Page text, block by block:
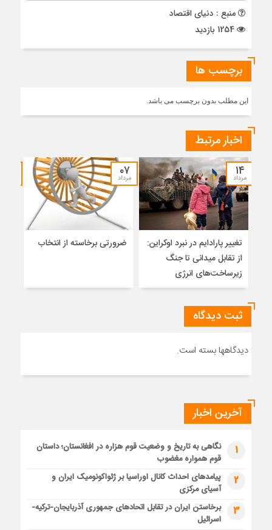
منبع : دنیای اقتصاد
برچسب ها
این مطلب بدون برچسب می باشد.
اخبار مرتبط
۱۴
مرداد
تغییر پارادایم در نبرد اوکراین:
از تقابل میدانی تا جنگ
زیرساخت‌های انرژی
۰۷
مرداد
ضرورتی برخاسته از انتخاب
ثبت دیدگاه
دیدگاهها بسته است.
آخرین اخبار
1
نگاهی به تاریخ و وضعیت قوم هزاره در افغانستان؛ داستان
قوم همواره مغضوب
2
پیامدهای احداث کانال اوراسیا بر ژئواکونومیک ایران و
آسیای مرکزی
3
برخاستن ایران در تقابل اتحادهای جمهوری آذربایجان-ترکیه-
اسرائیل